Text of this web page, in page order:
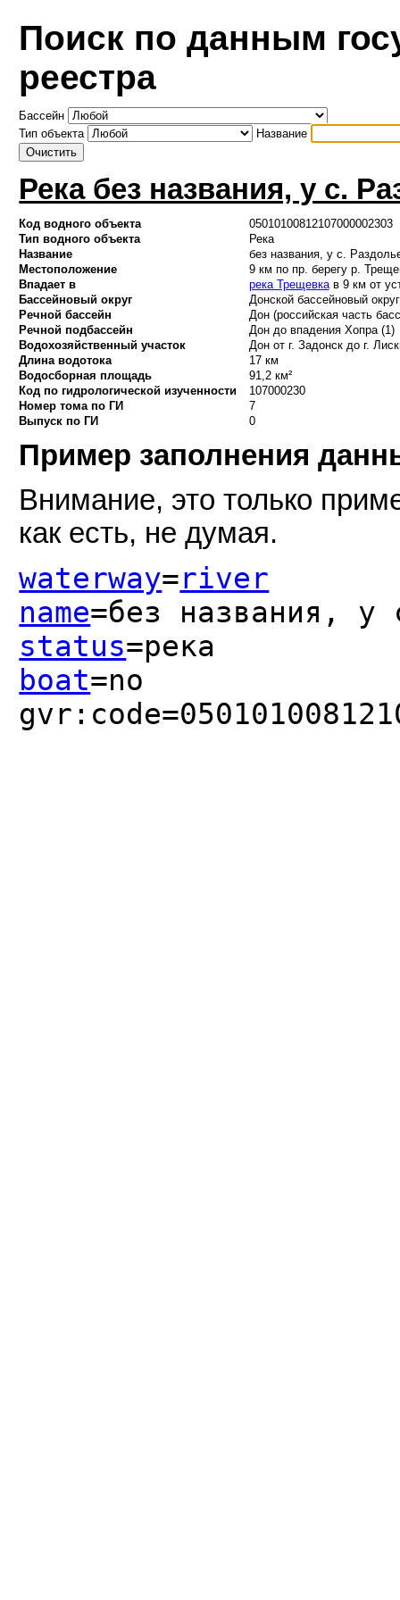
Поиск по данным
реестра
Бассейн
Тип объекта
Название
Река без названия, у с.
Код водного объекта
05010100812107000002303
Тип водного объекта
Река
Название
без названия, у с.
Местоположение
9 км по пр. берегу р.
Впадает в
река Трещевкав 9 км от
Бассейновый округ
Донской бассейновый
Речной бассейн
Дон (российская часть
Речной подбассейн
Дон до впадения Хопра (1)
Водохозяйственный участок
Дон от г. Задонск до г.
Длина водотока
17 км
Водосборная площадь
91,2 км²
Код по гидрологической изученности
107000230
Номер тома по ГИ
7
Выпуск по ГИ
0
Пример заполнения
Внимание, это только
как есть, не думая.
waterway=river
name=без названия, у
status=река
boat=no